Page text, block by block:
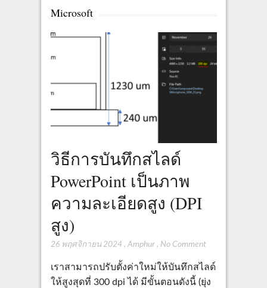
Microsoft
วิธีการบันทึกสไลด์
PowerPoint เป็นภาพ
ความละเอียดสูง (DPI
สูง)
26 พฤศจิกายน 2024 , Amphur, No Comment
เราสามารถปรับตั้งค่าใหม่ให้บันทึกสไลด์
ให้สูงสุดที่ 300 dpi ได้ มีขั้นตอนดังนี้ (ยุ่ง